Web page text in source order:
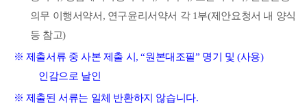
의무 이행서약서 , 연구윤리서약서 각 1부(제안요청서 내 양식
등 참고)
※ 제출서류 중 사본 제출 시 , “원본대조필” 명기 및(사용)
인감으로 날인
※ 제출된 서류는 일체 반환하지 않습니다.